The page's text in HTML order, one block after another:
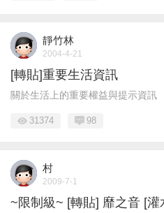
靜竹林
2004-4-21
[轉貼]重要生活資訊
關於生活上的重要權益與提示資訊
31374 98
村
2009-7-1
~限制級~ [轉貼] 靡之音 [